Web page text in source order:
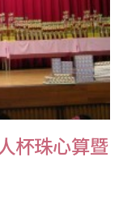
杯珠心算暨